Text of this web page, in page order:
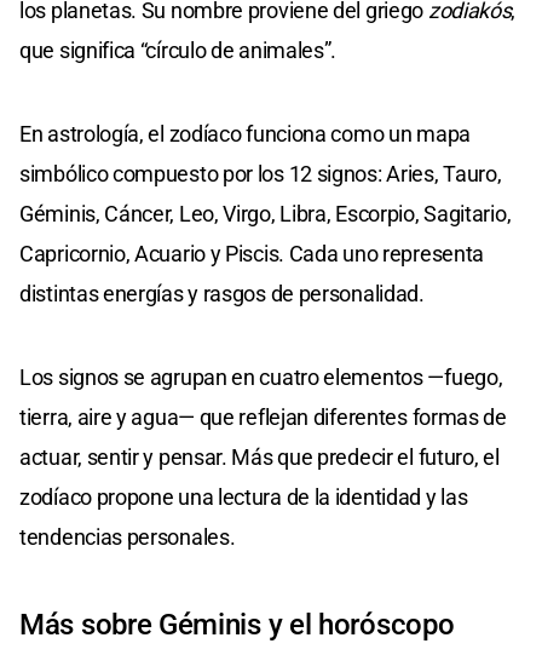
los planetas. Su nombre proviene del griego zodiakós,
que significa “círculo de animales”.
En astrología, el zodíaco funciona como un mapa
simbólico compuesto por los 12 signos: Aries, Tauro,
Géminis, Cáncer, Leo, Virgo, Libra, Escorpio, Sagitario,
Capricornio, Acuario y Piscis. Cada uno representa
distintas energías y rasgos de personalidad.
Los signos se agrupan en cuatro elementos —fuego,
tierra, aire y agua— que reflejan diferentes formas de
actuar, sentir y pensar. Más que predecir el futuro, el
zodíaco propone una lectura de la identidad y las
tendencias personales.
Más sobre Géminis y el horóscopo